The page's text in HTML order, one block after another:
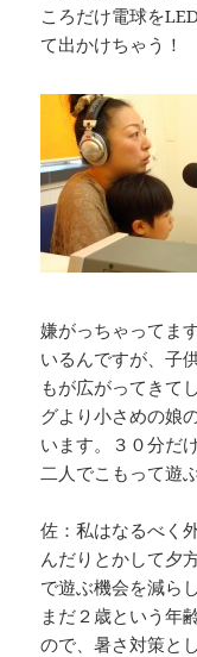
ころだけ電球を
て出かけちゃう！
嫌がっちゃってま
いるんですが、子
もが広がってきて
グより小さめの娘
います。３０分だ
二人でこもって遊
佐：私はなるべく
んだりとかして夕
で遊ぶ機会を減ら
まだ２歳という年
ので、暑さ対策と